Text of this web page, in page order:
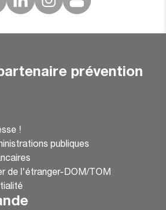
prévention
!
publiques
de l'étranger-DOM/TOM